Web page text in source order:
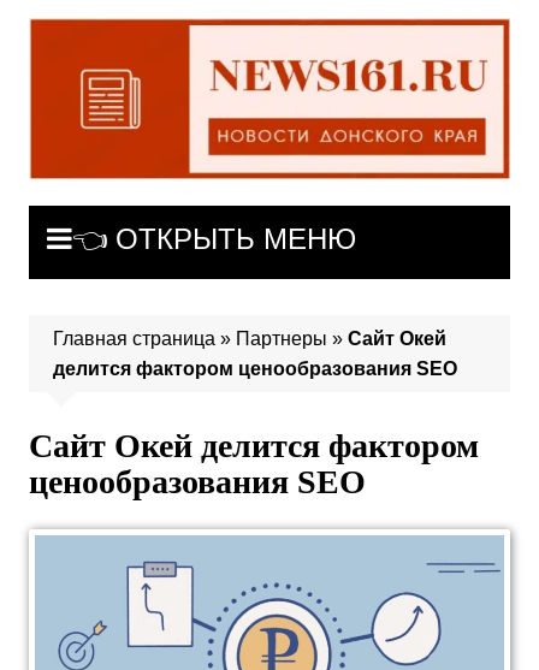
Перейти
содержимому
👈 ОТКРЫТЬ МЕНЮ
Главная страница » Партнеры » Сайт Окей
делится фактором ценообразования SEO
Сайт Окей делится фактором
ценообразования SEO